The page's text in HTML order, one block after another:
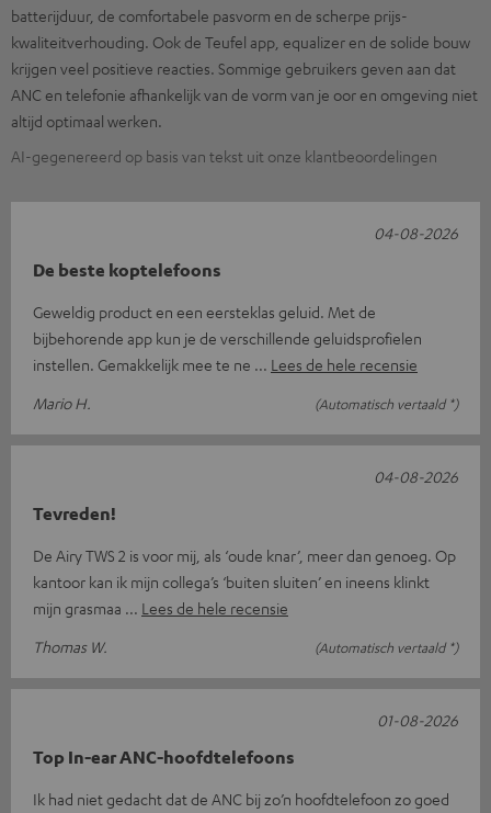
batterijduur, de comfortabele pasvorm en de scherpe prijs-
kwaliteitverhouding. Ook de Teufel app, equalizer en de solide bouw
krijgen veel positieve reacties. Sommige gebruikers geven aan dat
ANC en telefonie afhankelijk van de vorm van je oor en omgeving niet
altijd optimaal werken.
AI-gegenereerd op basis van tekst uit onze klantbeoordelingen
De beste koptelefoons
Geweldig product en een eersteklas geluid. Met de
bijbehorende app kun je de verschillende geluidsprofielen
instellen. Gemakkelijk mee te ne
Lees de hele recensie
Mario H.
(Automatisch vertaald *)
04-08-2026
Tevreden!
De Airy TWS 2 is voor mij, als ‘oude knar’, meer dan genoeg. Op
kantoor kan ik mijn collega’s ‘buiten sluiten’ en ineens klinkt
mijn grasmaa
Lees de hele recensie
Thomas W.
(Automatisch vertaald *)
04-08-2026
Top In-ear ANC-hoofdtelefoons
Ik had niet gedacht dat de ANC bij zo’n hoofdtelefoon zo goed
01-08-2026